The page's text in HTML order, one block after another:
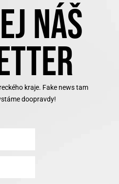
NÁŠ
kraje. Fake news tam
doopravdy!